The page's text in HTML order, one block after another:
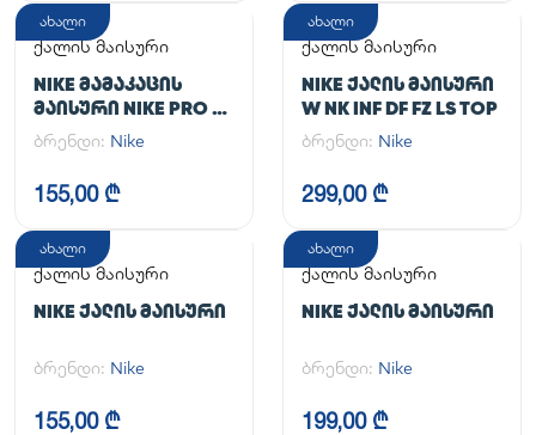
ახალი
ქალის მაისური
NIKE ᲛᲐᲛᲐᲙᲐᲪᲘᲡ
ᲛᲐᲘᲡᲣᲠᲘ NIKE PRO DF
365 CROP LS
ბრენდი: Nike
155,00 ₾
ახალი
ქალის მაისური
NIKE ᲥᲐᲚᲘᲡ ᲛᲐᲘᲡᲣᲠᲘ
W NK INF DF FZ LS TOP
ბრენდი: Nike
299,00 ₾
ახალი
ქალის მაისური
NIKE ᲥᲐᲚᲘᲡ ᲛᲐᲘᲡᲣᲠᲘ
ბრენდი: Nike
155,00 ₾
ახალი
ქალის მაისური
NIKE ᲥᲐᲚᲘᲡ ᲛᲐᲘᲡᲣᲠᲘ
ბრენდი: Nike
199,00 ₾